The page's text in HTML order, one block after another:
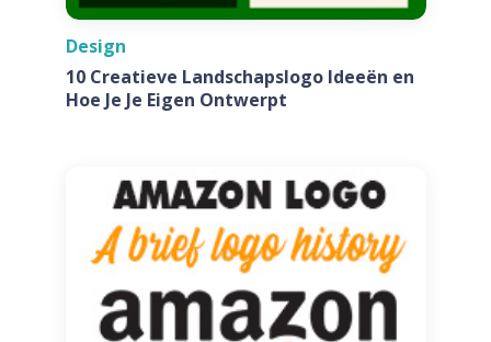
Design
10 Creatieve Landschapslogo Ideeën en
Hoe Je Je Eigen Ontwerpt